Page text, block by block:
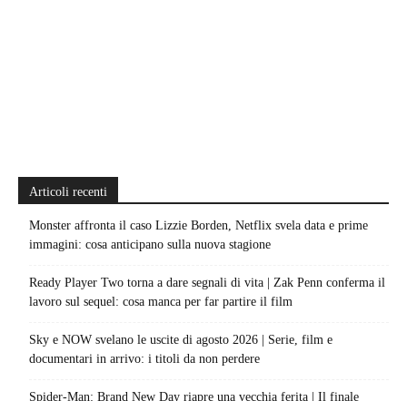
Articoli recenti
Monster affronta il caso Lizzie Borden, Netflix svela data e prime
immagini: cosa anticipano sulla nuova stagione
Ready Player Two torna a dare segnali di vita | Zak Penn conferma il
lavoro sul sequel: cosa manca per far partire il film
Sky e NOW svelano le uscite di agosto 2026 | Serie, film e
documentari in arrivo: i titoli da non perdere
Spider-Man: Brand New Day riapre una vecchia ferita | Il finale